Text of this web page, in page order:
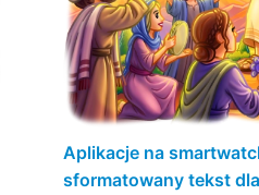
Aplikacje na
sformatowany tekst